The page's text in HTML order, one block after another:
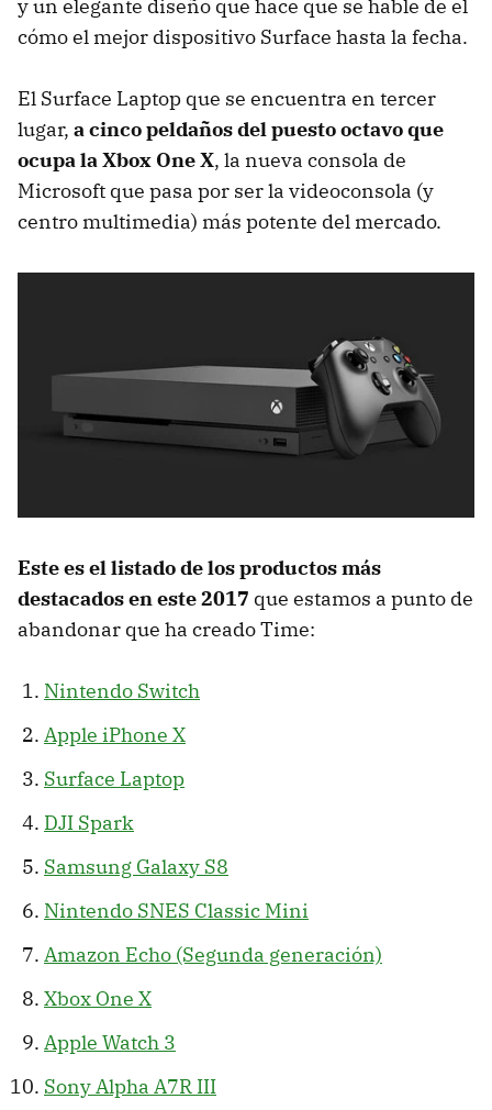
y un elegante diseño que hace que se hable de el
cómo el mejor dispositivo Surface hasta la fecha.
El Surface Laptop que se encuentra en tercer
lugar, a cinco peldaños del puesto octavo que
ocupa la Xbox One X, la nueva consola de
Microsoft que pasa por ser la videoconsola (y
centro multimedia) más potente del mercado.
Este es el listado de los productos más
destacados en este 2017 que estamos a punto de
abandonar que ha creado Time:
Nintendo Switch
Apple iPhone X
Surface Laptop
DJI Spark
Samsung Galaxy S8
Nintendo SNES Classic Mini
Amazon Echo (Segunda generación)
Xbox One X
Apple Watch 3
Sony Alpha A7R III